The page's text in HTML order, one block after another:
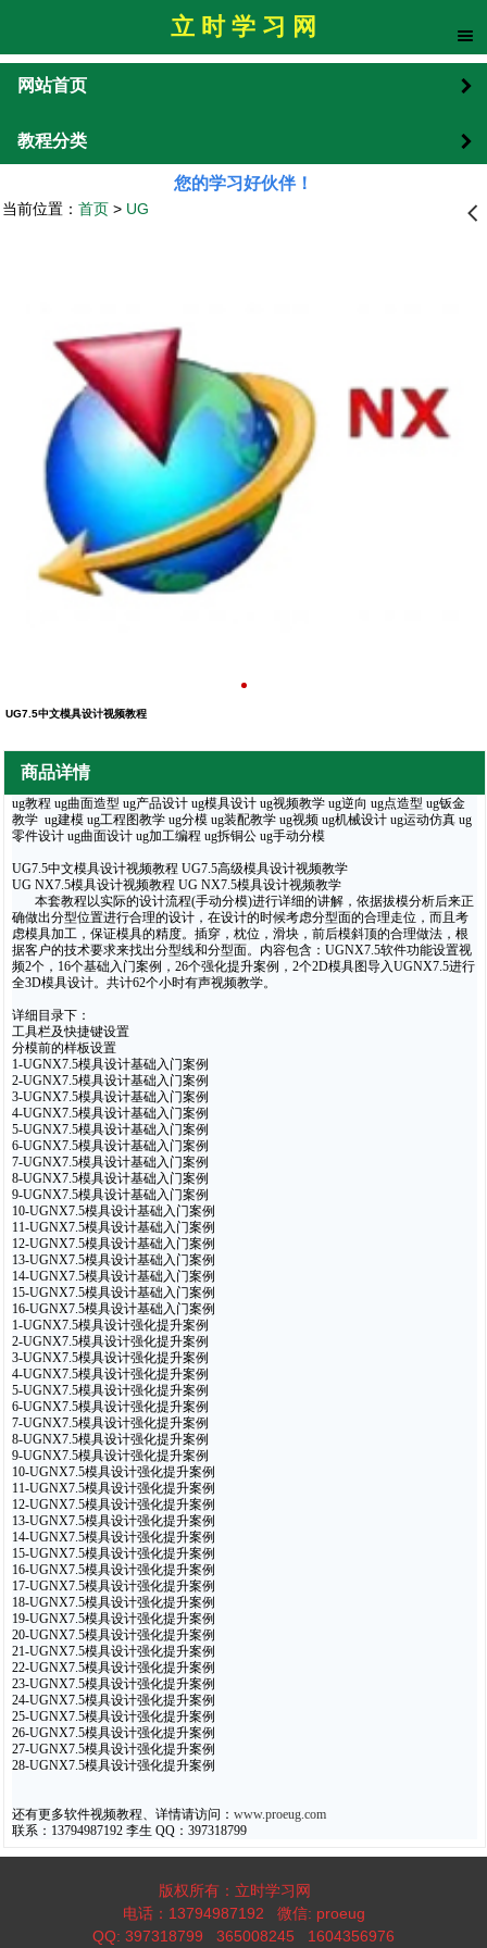
立 时 学 习 网
网站首页
教程分类
您的学习好伙伴！
当前位置： 首页> UG 󰊒
UG7.5中文模具设计视频教程
商品详情
ug教程 ug曲面造型 ug产品设计 ug模具设计 ug视频教学 ug逆向 ug点造型 ug钣金
教学 ug建模 ug工程图教学 ug分模 ug装配教学 ug视频 ug机械设计 ug运动仿真 ug
零件设计 ug曲面设计 ug加工编程 ug拆铜公 ug手动分模
UG7.5中文模具设计视频教程 UG7.5高级模具设计视频教学
UG NX7.5模具设计视频教程 UG NX7.5模具设计视频教学
本套教程以实际的设计流程(手动分模)进行详细的讲解，依据拔模分析后来正
确做出分型位置进行合理的设计，在设计的时候考虑分型面的合理走位，而且考
虑模具加工，保证模具的精度。插穿，枕位，滑块，前后模斜顶的合理做法，根
据客户的技术要求来找出分型线和分型面。内容包含：UGNX7.5软件功能设置视
频2个，16个基础入门案例，26个强化提升案例，2个2D模具图导入UGNX7.5进行
全3D模具设计。共计62个小时有声视频教学。
详细目录下：
工具栏及快捷键设置
分模前的样板设置
1-UGNX7.5模具设计基础入门案例
2-UGNX7.5模具设计基础入门案例
3-UGNX7.5模具设计基础入门案例
4-UGNX7.5模具设计基础入门案例
5-UGNX7.5模具设计基础入门案例
6-UGNX7.5模具设计基础入门案例
7-UGNX7.5模具设计基础入门案例
8-UGNX7.5模具设计基础入门案例
9-UGNX7.5模具设计基础入门案例
10-UGNX7.5模具设计基础入门案例
11-UGNX7.5模具设计基础入门案例
12-UGNX7.5模具设计基础入门案例
13-UGNX7.5模具设计基础入门案例
14-UGNX7.5模具设计基础入门案例
15-UGNX7.5模具设计基础入门案例
16-UGNX7.5模具设计基础入门案例
1-UGNX7.5模具设计强化提升案例
2-UGNX7.5模具设计强化提升案例
3-UGNX7.5模具设计强化提升案例
4-UGNX7.5模具设计强化提升案例
5-UGNX7.5模具设计强化提升案例
6-UGNX7.5模具设计强化提升案例
7-UGNX7.5模具设计强化提升案例
8-UGNX7.5模具设计强化提升案例
9-UGNX7.5模具设计强化提升案例
10-UGNX7.5模具设计强化提升案例
11-UGNX7.5模具设计强化提升案例
12-UGNX7.5模具设计强化提升案例
13-UGNX7.5模具设计强化提升案例
14-UGNX7.5模具设计强化提升案例
15-UGNX7.5模具设计强化提升案例
16-UGNX7.5模具设计强化提升案例
17-UGNX7.5模具设计强化提升案例
18-UGNX7.5模具设计强化提升案例
19-UGNX7.5模具设计强化提升案例
20-UGNX7.5模具设计强化提升案例
21-UGNX7.5模具设计强化提升案例
22-UGNX7.5模具设计强化提升案例
23-UGNX7.5模具设计强化提升案例
24-UGNX7.5模具设计强化提升案例
25-UGNX7.5模具设计强化提升案例
26-UGNX7.5模具设计强化提升案例
27-UGNX7.5模具设计强化提升案例
28-UGNX7.5模具设计强化提升案例
还有更多软件视频教程、详情请访问： www.proeug.com
联系：13794987192 李生 QQ：397318799
版权所有：立时学习网
电话：13794987192 微信: proeug
QQ: 397318799 365008245 1604356976